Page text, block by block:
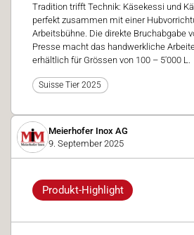
Tradition trifft Technik: Käsekessi und
perfekt zusammen mit einer
Arbeitsbühne. Die direkte Bruchabgabe
Presse macht das handwerkliche
erhältlich für Grössen von 100 – 5'000 L.
Suisse Tier 2025
Meierhofer Inox AG
9. September 2025
Produkt-Highlight